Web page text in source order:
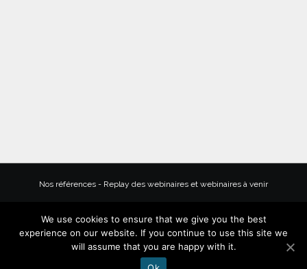
Nos références - Replay des webinaires et webinaires à venir
Mentions légales-Politique de confidentialité -Conditions générales de
vente
We use cookies to ensure that we give you the best
experience on our website. If you continue to use this site we
will assume that you are happy with it.